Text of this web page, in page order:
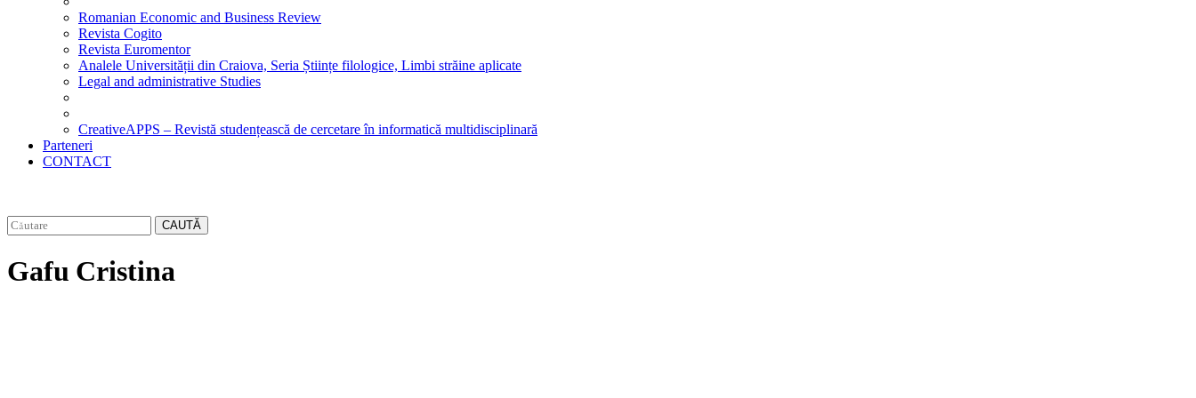
Romanian Economic and Business Review
Revista Cogito
Revista Euromentor
Analele Universității din Craiova, Seria Științe filologice, Limbi străine aplicate
Legal and administrative Studies
CreativeAPPS – Revistă studențească de cercetare în informatică multidisciplinară
Parteneri
CONTACT
CAUTĂ
Gafu Cristina